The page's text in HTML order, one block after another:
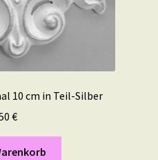
10 cm in Teil-Silber
€